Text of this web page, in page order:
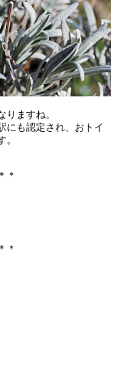
りますね。
にも認定され、おトイ
。
＊
＊